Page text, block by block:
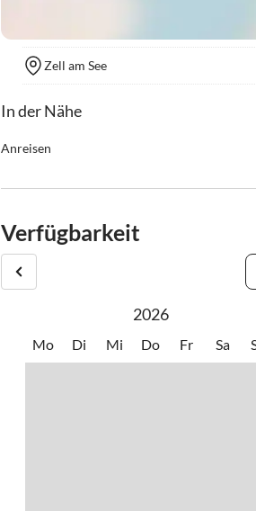
Zell am See
In der Nähe
Anreisen
Check out bis 10.00 Uhr.
Bitte teilen Sie uns die ungefähre
Verfügbarkeit
2026
Mo Di Mi Do Fr Sa